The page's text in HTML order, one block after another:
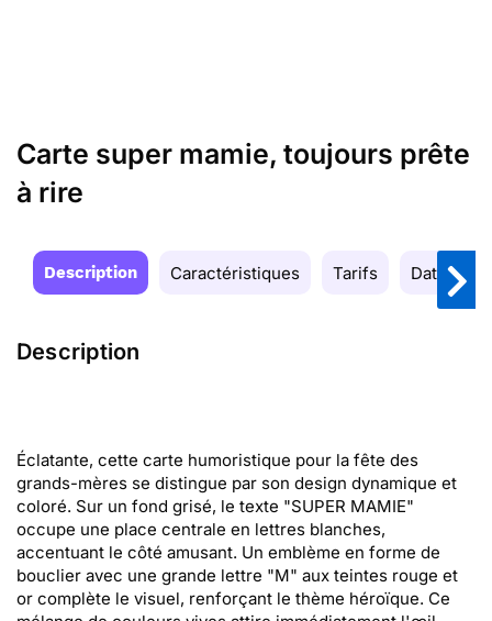
Carte super mamie, toujours prête
à rire
Description Caractéristiques Tarifs Date de
Description
Éclatante, cette carte humoristique pour la fête des
grands-mères se distingue par son design dynamique et
coloré. Sur un fond grisé, le texte "SUPER MAMIE"
occupe une place centrale en lettres blanches,
accentuant le côté amusant. Un emblème en forme de
bouclier avec une grande lettre "M" aux teintes rouge et
or complète le visuel, renforçant le thème héroïque. Ce